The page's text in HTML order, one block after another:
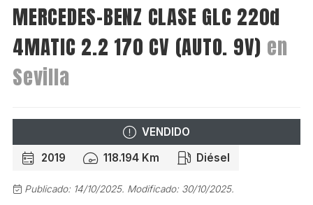
MERCEDES-BENZ CLASE GLC 220d
4MATIC 2.2 170 CV (AUTO. 9V) en
Sevilla
VENDIDO
2019
118.194 Km Diésel
Publicado: 14/10/2025. Modificado: 30/10/2025.